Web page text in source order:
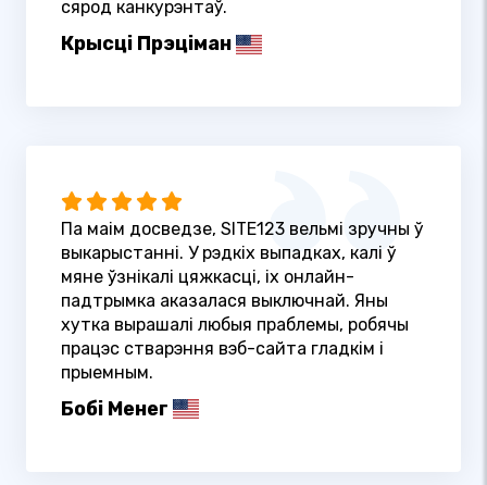
сярод канкурэнтаў.
Крысці Прэціман
Па маім досведзе, SITE123 вельмі зручны ў
выкарыстанні. У рэдкіх выпадках, калі ў
мяне ўзнікалі цяжкасці, іх онлайн-
падтрымка аказалася выключнай. Яны
хутка вырашалі любыя праблемы, робячы
працэс стварэння вэб-сайта гладкім і
прыемным.
Бобі Менег